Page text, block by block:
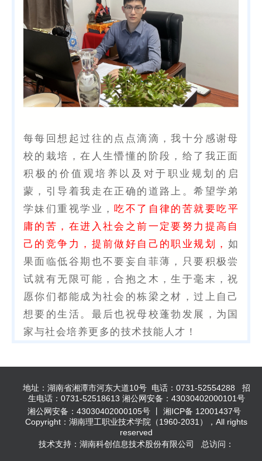
每每回想起过往的点点滴滴，我十分感谢母
校的栽培，在人生懵懂的阶段，给了我正面
积极的价值观培养以及对于职业规划的启
蒙，引导着我走在正确的道路上。希望学弟
学妹们重视学业，吃不了自律的苦就要吃平
庸的苦，在进入社会之前一定要努力提高自
己的竞争力，提前做好自己的职业规划， 如
果面临低谷期也不要妄自菲薄，只要积极尝
试就有无限可能，合抱之木，生于毫末，祝
愿你们都能成为社会的栋梁之材，过上自己
想要的生活。最后也祝母校蓬勃发展，为国
家与社会培养更多的技术技能人才！
地址：湖南省湘潭市河东大道10号 电话：0731-52554288 招
生电话：0731-52518613 湘公网安备：43030402000101号
湘公网安备：43030402000105号 丨 湘ICP备 12001437号
Copyright：湖南理工职业技术学院（1960-2031），All rights
reserved
技术支持：湖南科创信息技术股份有限公司 总访问：